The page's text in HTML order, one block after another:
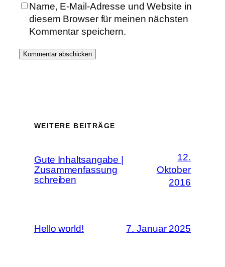
Name, E-Mail-Adresse und Website in
diesem Browser für meinen nächsten
Kommentar speichern.
WEITERE BEITRÄGE
Gute Inhaltsangabe |
Zusammenfassung
schreiben
12.
Oktober
2016
Hello world! 7. Januar 2025